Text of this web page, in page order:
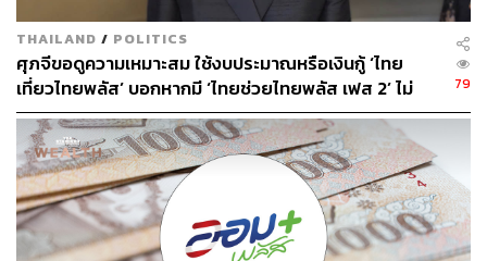
THAILAND / POLITICS
ศุภจีขอดูความเหมาะสม ใช้งบประมาณหรือเงินกู้ ‘ไทย
เที่ยวไทยพลัส’ บอกหากมี ‘ไทยช่วยไทยพลัส เฟส 2’ ไม่
จำเป็นต้องออกพร้อมกัน
79